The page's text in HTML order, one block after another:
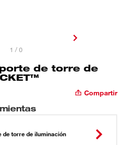
1 / 0
de torre de
Compartir
de torre de iluminación